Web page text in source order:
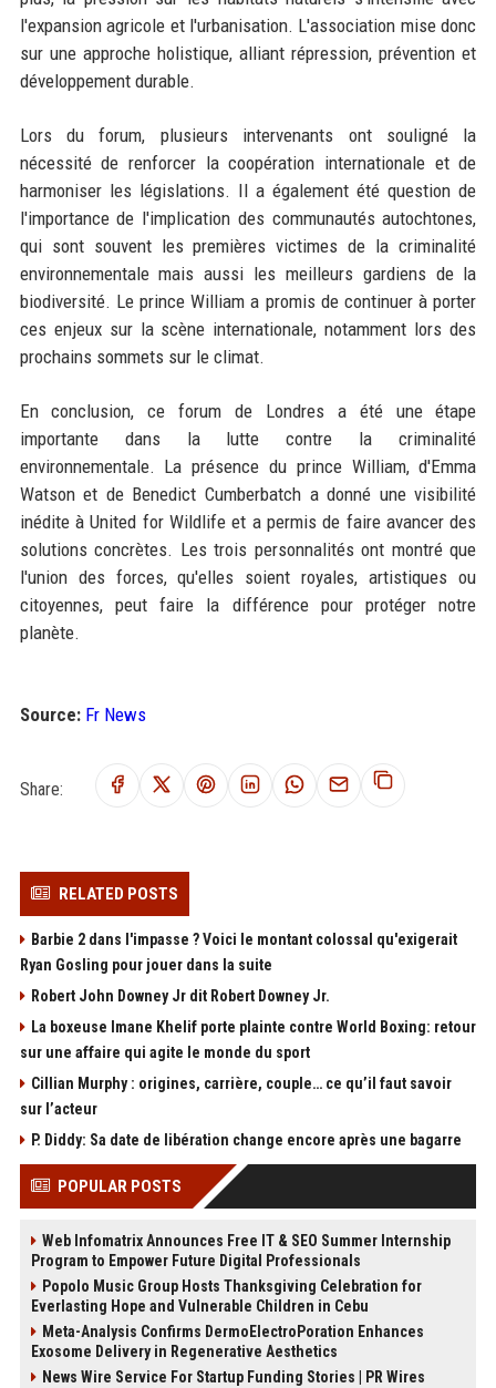
l'expansion agricole et l'urbanisation. L'association mise donc
sur une approche holistique, alliant répression, prévention et
développement durable.
Lors du forum, plusieurs intervenants ont souligné la
nécessité de renforcer la coopération internationale et de
harmoniser les législations. Il a également été question de
l'importance de l'implication des communautés autochtones,
qui sont souvent les premières victimes de la criminalité
environnementale mais aussi les meilleurs gardiens de la
biodiversité. Le prince William a promis de continuer à porter
ces enjeux sur la scène internationale, notamment lors des
prochains sommets sur le climat.
En conclusion, ce forum de Londres a été une étape
importante dans la lutte contre la criminalité
environnementale. La présence du prince William, d'Emma
Watson et de Benedict Cumberbatch a donné une visibilité
inédite à United for Wildlife et a permis de faire avancer des
solutions concrètes. Les trois personnalités ont montré que
l'union des forces, qu'elles soient royales, artistiques ou
citoyennes, peut faire la différence pour protéger notre
planète.
Source: Fr News
Share:
RELATED POSTS
Barbie 2 dans l'impasse ? Voici le montant colossal qu'exigerait
Ryan Gosling pour jouer dans la suite
Robert John Downey Jr dit Robert Downey Jr.
La boxeuse Imane Khelif porte plainte contre World Boxing: retour
sur une affaire qui agite le monde du sport
Cillian Murphy : origines, carrière, couple… ce qu’il faut savoir
sur l’acteur
P. Diddy: Sa date de libération change encore après une bagarre
POPULAR POSTS
Web Infomatrix Announces Free IT & SEO Summer Internship
Program to Empower Future Digital Professionals
Popolo Music Group Hosts Thanksgiving Celebration for
Everlasting Hope and Vulnerable Children in Cebu
Meta-Analysis Confirms DermoElectroPoration Enhances
Exosome Delivery in Regenerative Aesthetics
News Wire Service For Startup Funding Stories | PR Wires